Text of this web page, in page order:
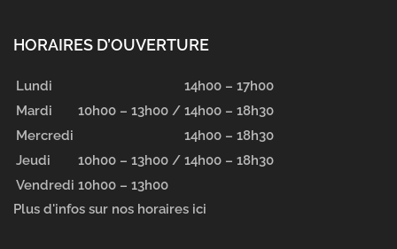
HORAIRES D’OUVERTURE
Lundi
14h00 – 17h00
Mardi
10h00 – 13h00 / 14h00 – 18h30
Mercredi
14h00 – 18h30
Jeudi
10h00 – 13h00 / 14h00 – 18h30
Vendredi 10h00 – 13h00
Plus d'infos sur nos horaires ici